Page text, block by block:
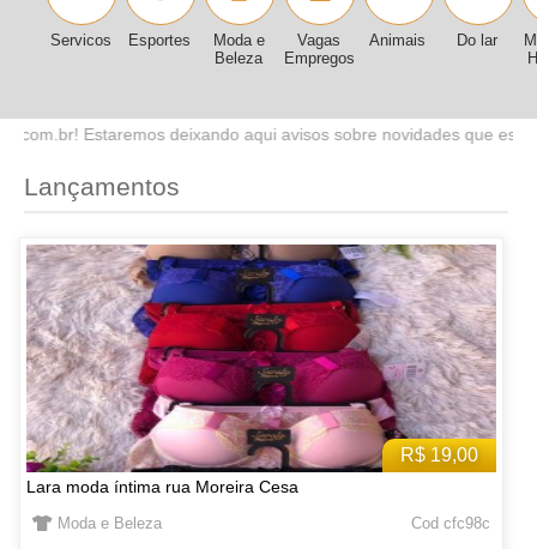
Servicos Esportes
Moda e
Beleza
Vagas
Empregos
Animais Do lar
aqui avisos sobre novidades que estaremos lançando no site.
Lançamentos
R$ 19,00
Lara moda íntima rua Moreira Cesa
Moda e Beleza Cod cfc98c